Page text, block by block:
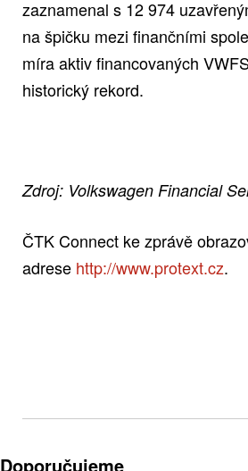
zaznamenal s 12 974
na špičku mezi finančními
míra aktiv financovaných
historický rekord.
Zdroj: Volkswagen Financial
ČTK Connect ke zprávě
adrese http://www.protext.cz.
Doporučujeme